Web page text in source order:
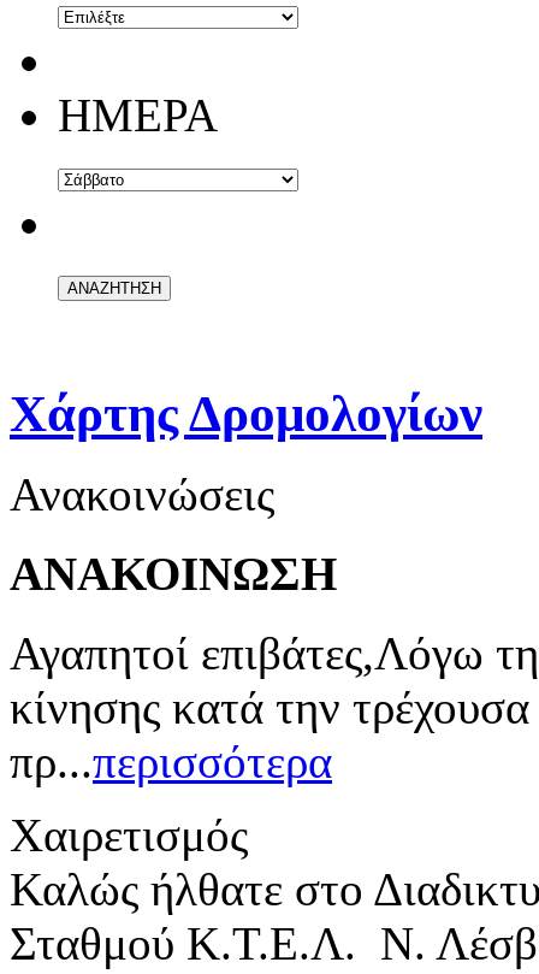
ΗΜΕΡΑ
Χάρτης Δρομολογίων
Ανακοινώσεις
ΑΝΑΚΟΙΝΩΣΗ
Αγαπητοί επιβάτες,Λόγω
κίνησης κατά την
πρ...περισσότερα
Χαιρετισμός
Καλώς ήλθατε στο
Σταθμού Κ.Τ.Ε.Λ. Ν.